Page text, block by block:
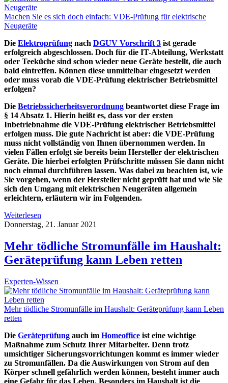
Machen Sie es sich doch einfach: VDE-Prüfung für elektrische
Neugeräte
Die Elektroprüfung nach DGUV Vorschrift 3 ist gerade
erfolgreich abgeschlossen. Doch für die IT-Abteilung, Werkstatt
oder Teeküche sind schon wieder neue Geräte bestellt, die auch
bald eintreffen. Können diese unmittelbar eingesetzt werden
oder muss vorab die VDE-Prüfung elektrischer Betriebsmittel
erfolgen?
Die Betriebssicherheitsverordnung beantwortet diese Frage im
§ 14 Absatz 1. Hierin heißt es, dass vor der ersten
Inbetriebnahme die VDE-Prüfung elektrischer Betriebsmittel
erfolgen muss. Die gute Nachricht ist aber: die VDE-Prüfung
muss nicht vollständig von Ihnen übernommen werden. In
vielen Fällen erfolgt sie bereits beim Hersteller der elektrischen
Geräte. Die hierbei erfolgten Prüfschritte müssen Sie dann nicht
noch einmal durchführen lassen. Was dabei zu beachten ist, wie
Sie vorgehen, wenn der Hersteller nicht geprüft hat und wie Sie
sich den Umgang mit elektrischen Neugeräten allgemein
erleichtern, erläutern wir im Folgenden.
Weiterlesen
Donnerstag, 21. Januar 2021
Mehr tödliche Stromunfälle im Haushalt:
Geräteprüfung kann Leben retten
Experten-Wissen
Mehr tödliche Stromunfälle im Haushalt: Geräteprüfung kann Leben
retten
Die Geräteprüfung auch im Homeoffice ist eine wichtige
Maßnahme zum Schutz Ihrer Mitarbeiter. Denn trotz
umsichtiger Sicherungsvorrichtungen kommt es immer wieder
zu Stromunfällen. Da die Auswirkungen von Strom auf den
Körper schnell gefährlich werden können, besteht immer auch
eine Gefahr für das Leben. Besonders im Haushalt ist die